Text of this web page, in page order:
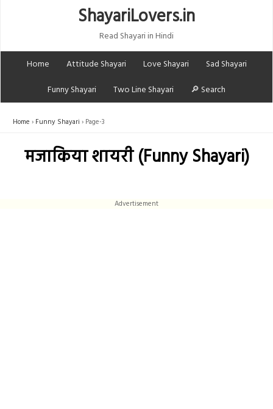
ShayariLovers.in
Read Shayari in Hindi
Home
Attitude Shayari Love Shayari
Sad Shayari
Funny Shayari
Two Line Shayari 🔎 Search
Home Funny Shayari Page-3
मजाकिया शायरी (Funny Shayari)
Advertisement